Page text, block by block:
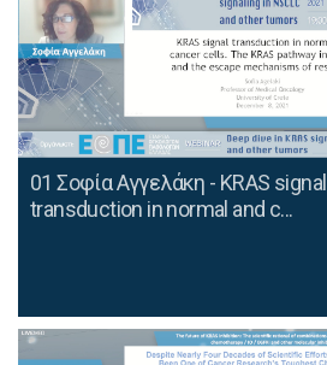
01 Σοφία Αγγελάκη - KRAS signal
transduction in normal and c...